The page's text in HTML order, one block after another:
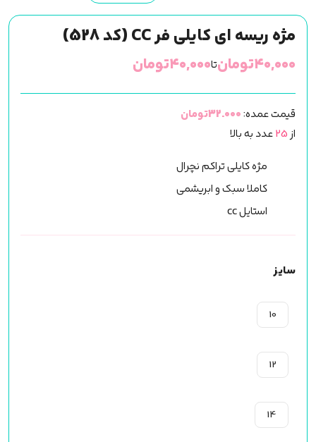
مژه ریسه ای کایلی فر CC (کد 528)
۴۰,۰۰۰تومانتا۴۰,۰۰۰تومان
قیمت عمده:32.000تومان
از 25عدد به بالا
مژه کایلی تراکم نچرال
کاملا سبک و ابریشمی
استایل cc
سایز
10
12
14